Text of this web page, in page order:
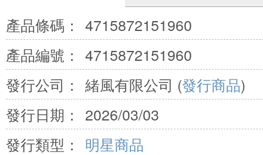
產品條碼： 4715872151960
產品編號： 4715872151960
發行公司： 緒風有限公司 (發行商品)
發行日期：
2026/03/03
發行類型：
明星商品